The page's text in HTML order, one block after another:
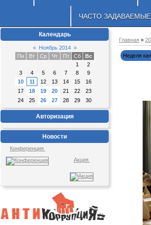
ЧАСТО
Календарь
« Ноябрь 2014 »
Пн
Вт Ср Чт Пт Сб
Вс
1
2
3
4 5 6 7 8
9
10
11 12 13 14 15
16
17
18 19 20 21 22
23
24
25 26 27 28 29 30
Авторизация
Новости
Конференция
Акция
Главная »
Неделя